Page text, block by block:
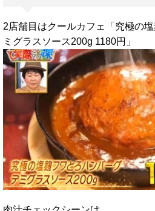
2店舗目はクールカフェ「究極の
ミグラスソース200g 1180円」